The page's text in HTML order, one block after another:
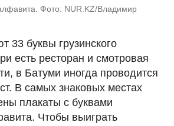
Фото: NUR.KZ/Владимир
33 буквы грузинского
есть ресторан и смотровая
в Батуми иногда проводится
В самых знаковых местах
плакаты с буквами
Чтобы выиграть